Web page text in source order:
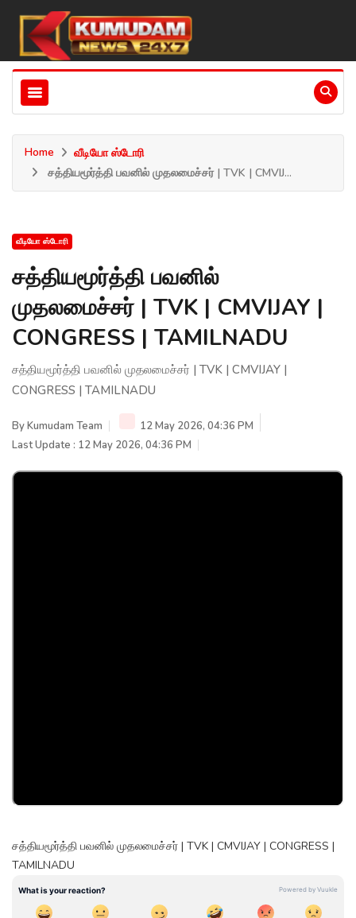
Home
வீடியோ ஸ்டோரி
சத்தியமூர்த்தி பவனில் முதலமைச்சர் | TVK | CMVIJ...
வீடியோ ஸ்டோரி
சத்தியமூர்த்தி பவனில்
முதலமைச்சர் | TVK | CMVIJAY |
CONGRESS | TAMILNADU
சத்தியமூர்த்தி பவனில் முதலமைச்சர் | TVK | CMVIJAY |
CONGRESS | TAMILNADU
ByKumudam Team
12 May 2026, 04:36 PM
Last Update : 12 May 2026, 04:36 PM
சத்தியமூர்த்தி பவனில் முதலமைச்சர் | TVK | CMVIJAY | CONGRESS |
TAMILNADU